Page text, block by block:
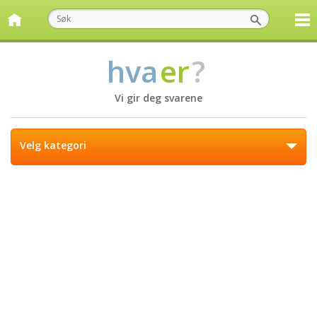
hvaer?
Vi gir deg svarene
Velg kategori